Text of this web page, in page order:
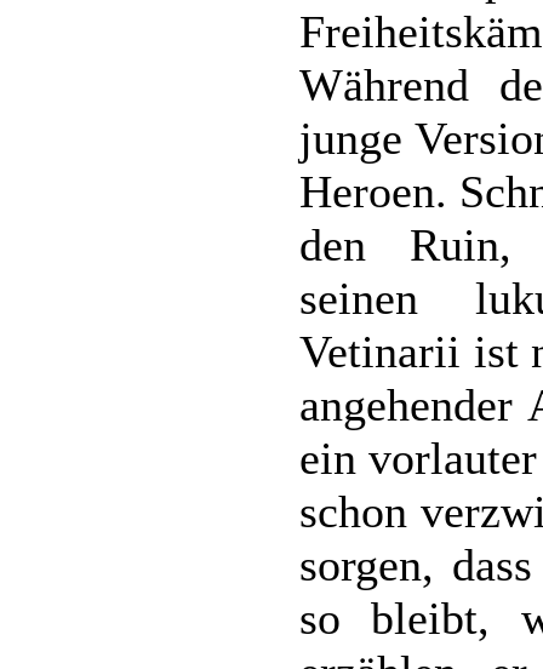
Während
junge
Heroen.
den Ruin,
seinen
Vetinarii ist
angehender
ein
schon
sorgen,
so bleibt,